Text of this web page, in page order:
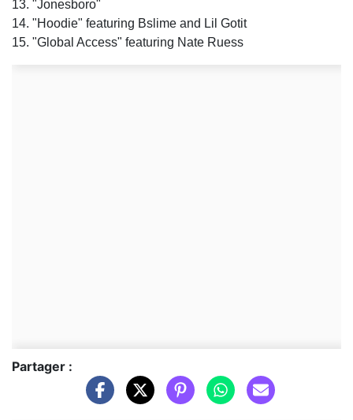
13. "Jonesboro"
14. "Hoodie" featuring Bslime and Lil Gotit
15. "Global Access" featuring Nate Ruess
Partager :